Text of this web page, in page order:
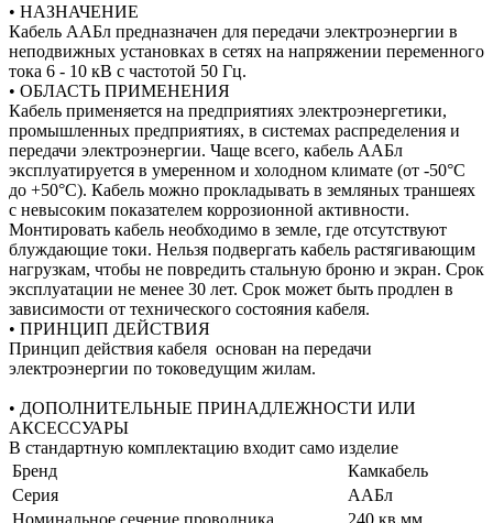
• НАЗНАЧЕНИЕ
Кабель ААБл предназначен для передачи электроэнергии в
неподвижных установках в сетях на напряжении переменного
тока 6 - 10 кВ с частотой 50 Гц.
• ОБЛАСТЬ ПРИМЕНЕНИЯ
Кабель применяется на предприятиях электроэнергетики,
промышленных предприятиях, в системах распределения и
передачи электроэнергии. Чаще всего, кабель ААБл
эксплуатируется в умеренном и холодном климате (от -50°С
до +50°С). Кабель можно прокладывать в земляных траншеях
с невысоким показателем коррозионной активности.
Монтировать кабель необходимо в земле, где отсутствуют
блуждающие токи. Нельзя подвергать кабель растягивающим
нагрузкам, чтобы не повредить стальную броню и экран. Срок
эксплуатации не менее 30 лет. Срок может быть продлен в
зависимости от технического состояния кабеля.
• ПРИНЦИП ДЕЙСТВИЯ
Принцип действия кабеля основан на передачи
электроэнергии по токоведущим жилам.
• ДОПОЛНИТЕЛЬНЫЕ ПРИНАДЛЕЖНОСТИ ИЛИ
АКСЕССУАРЫ
В стандартную комплектацию входит само изделие
Бренд
Камкабель
Серия
ААБл
Номинальное сечение проводника
240 кв.мм